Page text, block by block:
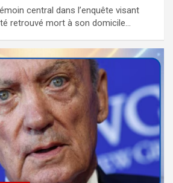
central dans l’enquête visant
retrouvé mort à son domicile…